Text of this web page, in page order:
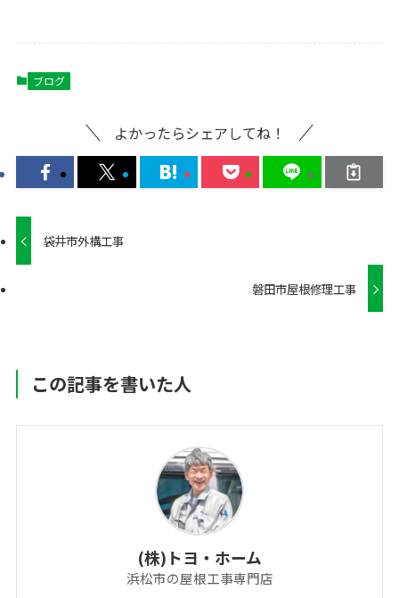
ブログ
よかったらシェアしてね！
袋井市外構工事
磐田市屋根修理工事
この記事を書いた人
(株)トヨ・ホーム
浜松市の屋根工事専門店